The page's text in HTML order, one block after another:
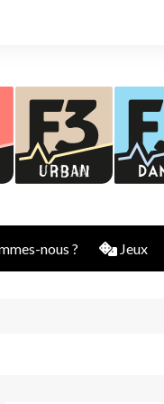
nous ? Jeux